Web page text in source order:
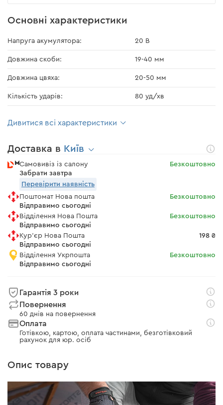
Основні характеристики
Напруга акумулятора: 20 В
Довжина скоби: 19-40 мм
Довжина цвяха: 20-50 мм
Кількість ударів: 80 уд/хв
Дивитися всі характеристики
Доставка в Київ
Самовивіз із салону
Забрати завтра
Безкоштовно
Перевірити наявність
Поштомат Нова пошта
Відправимо сьогодні
Безкоштовно
Відділення Нова Пошта
Відправимо сьогодні
Безкоштовно
Кур'єр Нова Пошта
Відправимо сьогодні
198 ₴
Відділення Укрпошта
Відправимо сьогодні
Безкоштовно
Гарантія 3 роки
Повернення
60 днів на повернення
Оплата
Готівкою, картою, оплата частинами, безготівковий
рахунок для юр. осіб
Опис товару